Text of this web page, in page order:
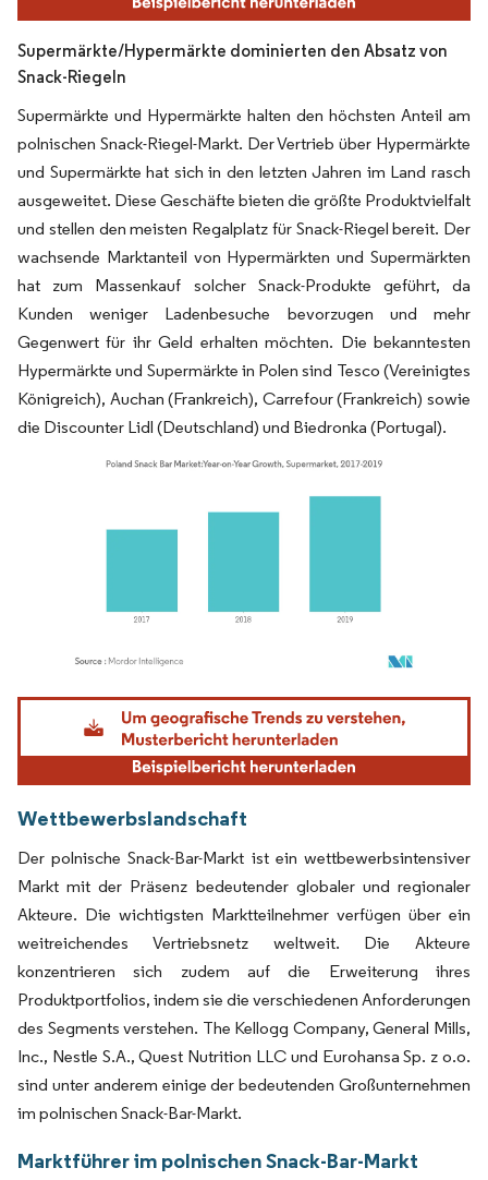
Supermärkte/Hypermärkte dominierten den Absatz von
Snack-Riegeln
Supermärkte und Hypermärkte halten den höchsten Anteil am
polnischen Snack-Riegel-Markt. Der Vertrieb über Hypermärkte
und Supermärkte hat sich in den letzten Jahren im Land rasch
ausgeweitet. Diese Geschäfte bieten die größte Produktvielfalt
und stellen den meisten Regalplatz für Snack-Riegel bereit. Der
wachsende Marktanteil von Hypermärkten und Supermärkten
hat zum Massenkauf solcher Snack-Produkte geführt, da
Kunden weniger Ladenbesuche bevorzugen und mehr
Gegenwert für ihr Geld erhalten möchten. Die bekanntesten
Hypermärkte und Supermärkte in Polen sind Tesco (Vereinigtes
Königreich), Auchan (Frankreich), Carrefour (Frankreich) sowie
die Discounter Lidl (Deutschland) und Biedronka (Portugal).
Bild © Mordor Intelligence. Wiederverwendung erfordert Namensnennung gemäß
Wettbewerbslandschaft
Der polnische Snack-Bar-Markt ist ein wettbewerbsintensiver
Markt mit der Präsenz bedeutender globaler und regionaler
Akteure. Die wichtigsten Marktteilnehmer verfügen über ein
weitreichendes Vertriebsnetz weltweit. Die Akteure
konzentrieren sich zudem auf die Erweiterung ihres
Produktportfolios, indem sie die verschiedenen Anforderungen
des Segments verstehen. The Kellogg Company, General Mills,
Inc., Nestle S.A., Quest Nutrition LLC und Eurohansa Sp. z o.o.
sind unter anderem einige der bedeutenden Großunternehmen
im polnischen Snack-Bar-Markt.
Marktführer im polnischen Snack-Bar-Markt